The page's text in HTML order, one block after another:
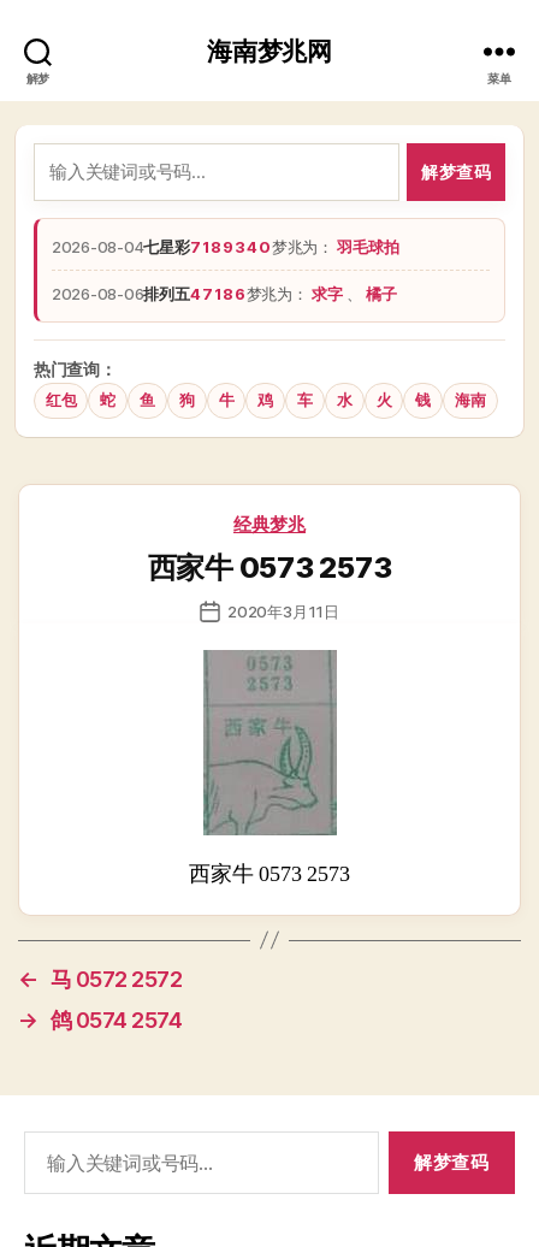
解梦
海南梦兆网
菜单
解梦查码
2026-08-04七星彩7189340梦兆为：羽毛球拍
2026-08-06排列五47186梦兆为：求字 橘子
热门查询：
红包 蛇 鱼 狗 牛 鸡 车 水 火 钱 海南
分
经典梦兆
西家牛 0573 2573
发
日
2020年3月11日
西家牛 0573 2573
← 马 0572 2572
→ 鸽 0574 2574
索：